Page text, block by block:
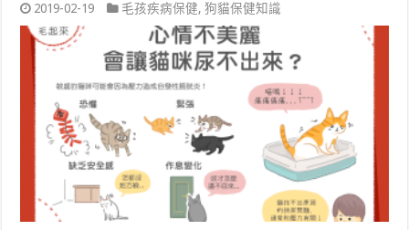
2019-02-19 毛孩疾病保健,狗貓保健知識